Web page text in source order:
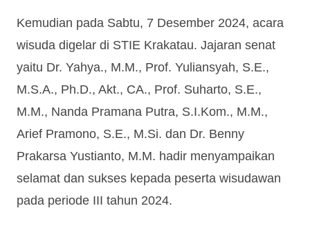
Kemudian pada Sabtu, 7 Desember 2024, acara
wisuda digelar di STIE Krakatau. Jajaran senat
yaitu Dr. Yahya., M.M., Prof. Yuliansyah, S.E.,
M.S.A., Ph.D., Akt., CA., Prof. Suharto, S.E.,
M.M., Nanda Pramana Putra, S.I.Kom., M.M.,
Arief Pramono, S.E., M.Si. dan Dr. Benny
Prakarsa Yustianto, M.M. hadir menyampaikan
selamat dan sukses kepada peserta wisudawan
pada periode III tahun 2024.